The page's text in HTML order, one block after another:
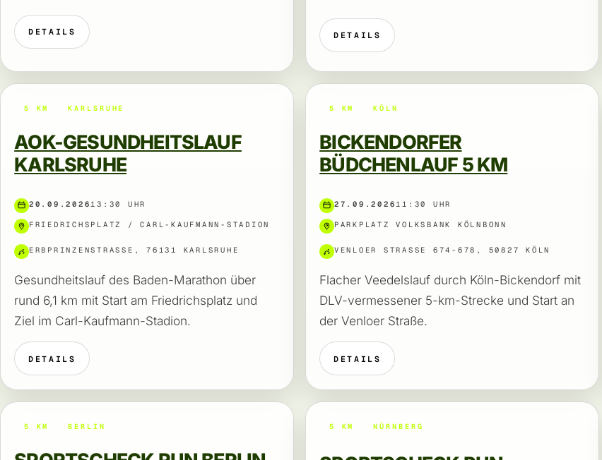
DETAILS DETAILS
5 KM KARLSRUHE
AOK-GESUNDHEITSLAUF
KARLSRUHE
20.09.2026 13:30 UHR
FRIEDRICHSPLATZ / CARL-KAUFMANN-STADION
ERBPRINZENSTRASSE, 76131 KARLSRUHE
Gesundheitslauf des Baden-Marathon über
rund 6,1 km mit Start am Friedrichsplatz und
Ziel im Carl-Kaufmann-Stadion.
DETAILS
5 KM KÖLN
BICKENDORFER
BÜDCHENLAUF 5 KM
27.09.2026 11:30 UHR
PARKPLATZ VOLKSBANK KÖLNBONN
VENLOER STRASSE 674-678, 50827 KÖLN
Flacher Veedelslauf durch Köln-Bickendorf mit
DLV-vermessener 5-km-Strecke und Start an
der Venloer Straße.
DETAILS
5 KM BERLIN 5 KM NÜRNBERG